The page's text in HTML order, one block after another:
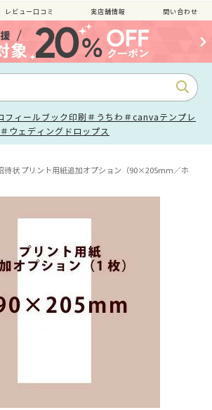
レビュー口コミ 実店舗情報 問い合わせ
フィールブック印刷 ＃うちわ ＃canvaテンプレ
＃ウェディングドロップス
待状 プリント用紙追加オプション（90×205mm／ホ